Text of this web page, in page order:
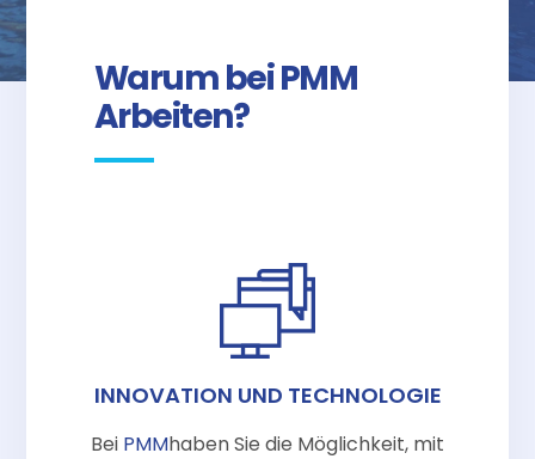
Warum bei PMM
Arbeiten?
INNOVATION UND TECHNOLOGIE
Bei PMMhaben Sie die Möglichkeit, mit